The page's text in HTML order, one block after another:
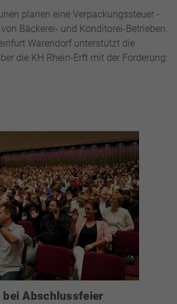
planen eine Verpackungssteuer -
Bäckerei- und Konditorei-Betrieben.
Warendorf unterstützt die
die KH Rhein-Erft mit der Forderung:
Abschlussfeier